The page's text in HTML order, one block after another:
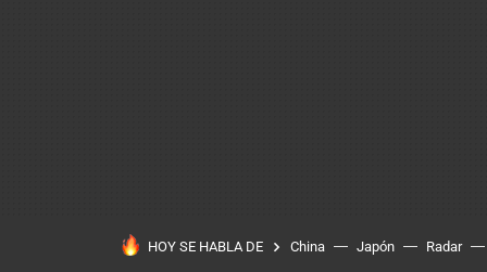
HOY SE HABLA DE China Japón Radar